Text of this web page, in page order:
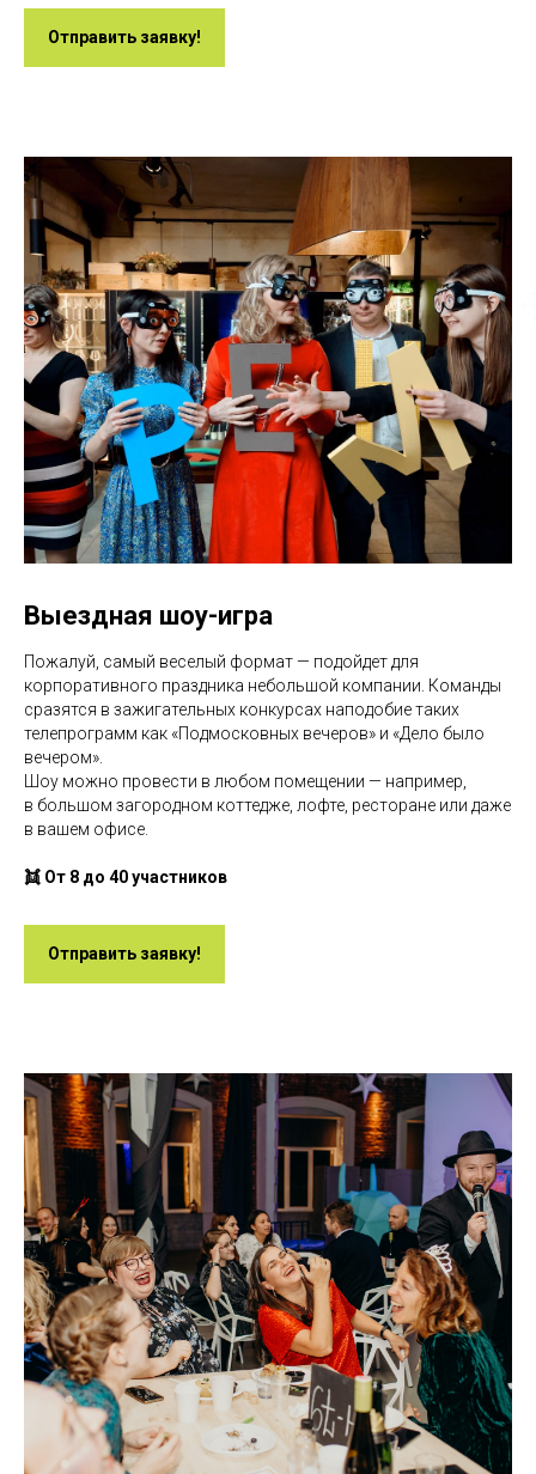
Отправить заявку!
Выездная шоу-игра
Пожалуй, самый веселый формат — подойдет для
корпоративного праздника небольшой компании. Команды
сразятся в зажигательных конкурсах наподобие таких
телепрограмм как «Подмосковных вечеров» и «Дело было
вечером».
Шоу можно провести в любом помещении — например,
в большом загородном коттедже, лофте, ресторане или даже
в вашем офисе.
👯 От 8 до 40 участников
Отправить заявку!